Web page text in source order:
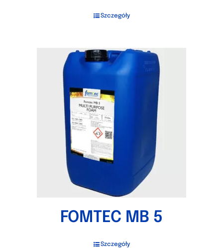
Szczegóły
FOMTEC MB 5
Szczegóły